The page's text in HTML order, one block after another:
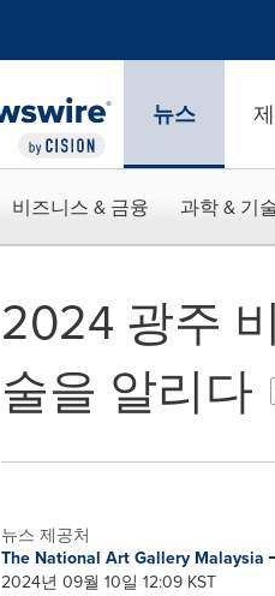
뉴스
비즈니스 & 금융 과학 & 기
2024 광주
술을 알리다
뉴스 제공처
The National Art Gallery Malaysia
2024년 09월 10일 12:09 KST